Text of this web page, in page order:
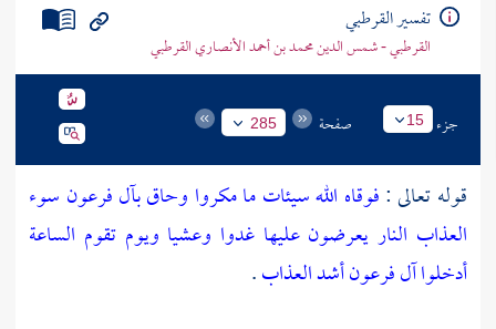
تفسير القرطبي
القرطبي - شمس الدين محمد بن أحمد الأنصاري القرطبي
جزء 15 صفحة 285
قوله تعالى :فوقاه الله سيئات ما مكروا وحاق بآل فرعون سوء
العذاب النار يعرضون عليها غدوا وعشيا ويوم تقوم الساعة
أدخلوا آل فرعون أشد العذاب.